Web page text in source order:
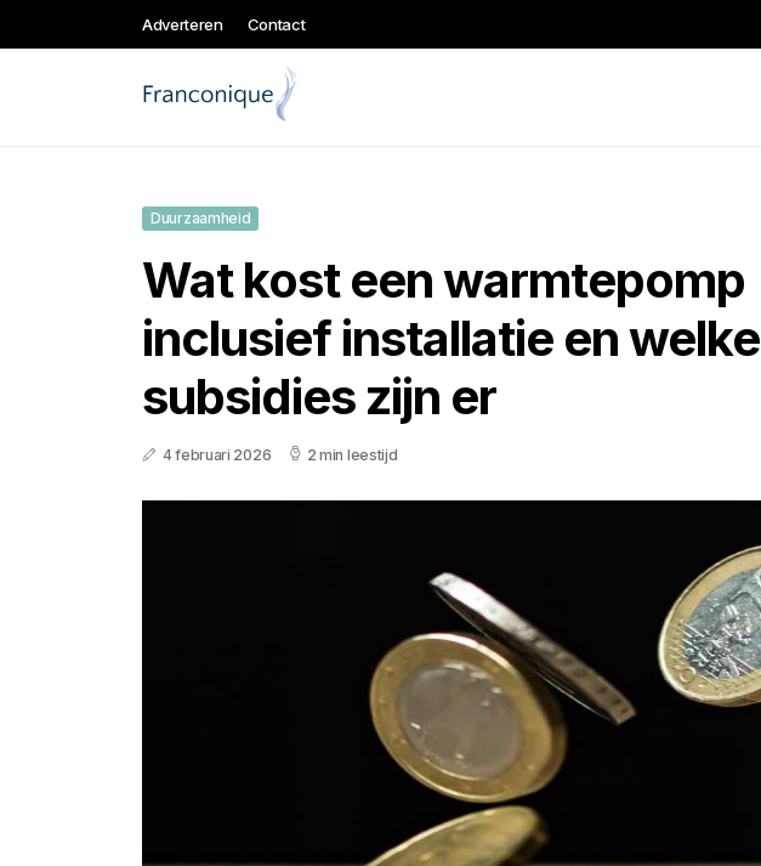
Adverteren Contact
Duurzaamheid
Wat kost een warmtepomp
inclusief installatie en welke
subsidies zijn er
4 februari 2026 2 min leestijd